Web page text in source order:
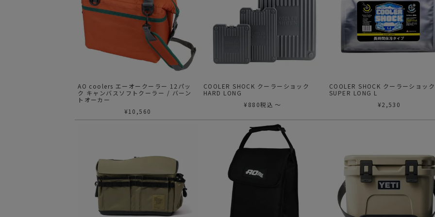
AO coolers エーオークーラー 12パッ
ク キャンバスソフトクーラー / バーン
トオーカー
¥10,560
COOLER SHOCK クーラーショック
HARD LONG
¥ 880税込 〜
COOLER SHOCK クーラーショック
SUPER LONG L
¥2,530